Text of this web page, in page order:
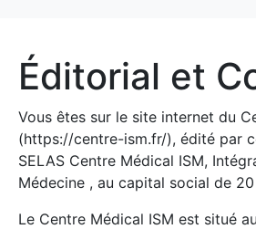
Éditorial et
Vous êtes sur le site internet du
(https://centre-ism.fr/), édité par
SELAS Centre Médical ISM,
Médecine , au capital social de
Le Centre Médical ISM est situé